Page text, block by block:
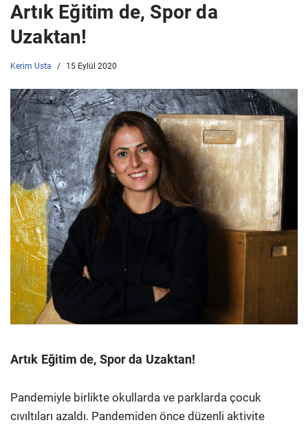
Artık Eğitim de, Spor da
Uzaktan!
Kerim Usta 15 Eylül 2020
Artık Eğitim de, Spor da Uzaktan!
Pandemiyle birlikte okullarda ve parklarda çocuk
cıvıltıları azaldı. Pandemiden önce düzenli aktivite